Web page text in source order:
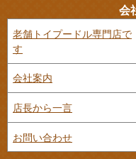
会
老舗トイプードル専門店で
す
会社案内
店長から一言
お問い合わせ